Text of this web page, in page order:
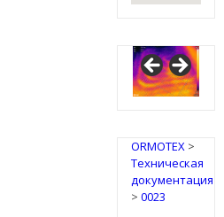
ORMOTEX>
Техническая
документация
> 0023